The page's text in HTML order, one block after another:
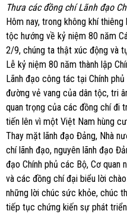
Thưa các đồng chí Lãnh đạo
Hôm nay, trong không khí
tộc hướng về kỷ niệm 80 năm
2/9, chúng ta thật xúc động và
Lễ kỷ niệm 80 năm thành lập
Lãnh đạo công tác tại Chính
đường vẻ vang của dân tộc, tri
quan trọng của các đồng chí đi
tiến lên vì một Việt Nam hùng
Thay mặt lãnh đạo Đảng, Nhà
chí lãnh đạo, nguyên lãnh đạo
đạo Chính phủ các Bộ, Cơ quan
và các đồng chí đại biểu lời
những lời chúc sức khỏe, chúc
tiếp tục chứng kiến sự phát